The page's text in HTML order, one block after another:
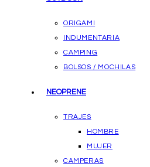
ORIGAMI
INDUMENTARIA
CAMPING
BOLSOS / MOCHILAS
NEOPRENE
TRAJES
HOMBRE
MUJER
CAMPERAS